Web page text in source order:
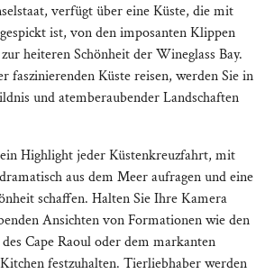
verfügt über eine Küste, die mit
ist, von den imposanten Klippen
heiteren Schönheit der Wineglass Bay.
faszinierenden Küste reisen, werden Sie in
und atemberaubender Landschaften
Highlight jeder Küstenkreuzfahrt, mit
aus dem Meer aufragen und eine
schaffen. Halten Sie Ihre Kamera
Ansichten von Formationen wie den
Cape Raoul oder dem markanten
festzuhalten. Tierliebhaber werden